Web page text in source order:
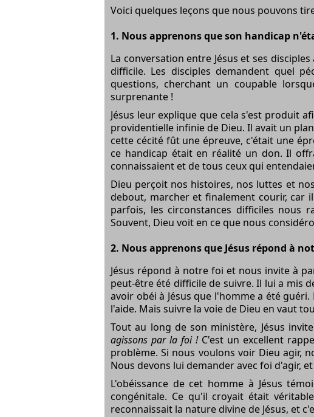
Voici quelques leçons que nous pouvons
1. Nous apprenons que son handicap
La conversation entre Jésus et ses
difficile. Les disciples demandent quel
questions, cherchant un coupable
surprenante !
Jésus leur explique que cela s'est produit
providentielle infinie de Dieu. Il avait un
cette cécité fût une épreuve, c'était une
ce handicap était en réalité un don. Il
connaissaient et de tous ceux qui
Dieu perçoit nos histoires, nos luttes et
debout, marcher et finalement courir, car
parfois, les circonstances difficiles nous
Souvent, Dieu voit en ce que nous
2. Nous apprenons que Jésus répond à
Jésus répond à notrefoi et nous invite à
peut-être été difficile de suivre. Il lui a mis
avoir obéi à Jésus que l'homme a été
l'aide. Mais suivre la voie de Dieu en vaut
Tout au long de son ministère, Jésus
agissons parla foi!C'est un excellent
problème. Si nous voulons voir Dieu agir,
Nous devons lui demander avec foi d'agir,
L'obéissance de cet homme à Jésus
congénitale. Ce qu'il croyait était
reconnaissait la nature divine de Jésus, et